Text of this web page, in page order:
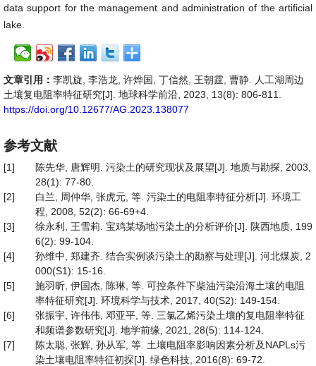
data support for the management and administration of the artificial
lake.
文章引用： 李凯旋, 李浩龙, 许烨国, 丁信然, 王朝霆, 曹静. 人工湖周边
土壤复电阻率特征研究[J]. 地球科学前沿, 2023, 13(8): 806-811.
https://doi.org/10.12677/AG.2023.138077
参考文献
[1]
陈先华, 唐辉明. 污染土的研究现状及展望[J]. 地质与勘探, 2003,
28(1): 77-80.
[2]
白兰, 周仲华, 张虎元, 等. 污染土的电阻率特征分析[J]. 环境工
程, 2008, 52(2): 66-69+4.
[3]
徐永利, 王雪莉. 宝鸡某场地污染土的分析评价[J]. 陕西地质, 199
6(2): 99-104.
[4]
孙维中, 郑建齐. 结合实例谈污染土的勘察与处理[J]. 河北煤炭, 2
000(S1): 15-16.
[5]
施羽昕, 伊国杰, 陈琳, 等. 可控条件下柴油污染沿海土壤的电阻
率特征研究[J]. 环境科学与技术, 2017, 40(S2): 149-154.
[6]
张振宇, 许伟伟, 邓亚平, 等. 三氯乙烯污染土壤的复电阻率特征
和频谱参数研究[J]. 地学前缘, 2021, 28(5): 114-124.
[7]
陈太聪, 张辉, 孙从军, 等. 土壤电阻率影响因素分析及NAPLs污
染土壤电阻率特征初探[J]. 绿色科技, 2016(8): 69-72.